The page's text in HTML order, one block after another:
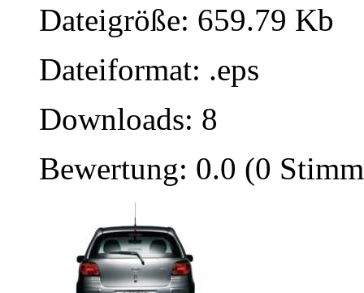
Dateigröße: 659.79 Kb
Dateiformat: .eps
Downloads: 8
Bewertung: 0.0 (0